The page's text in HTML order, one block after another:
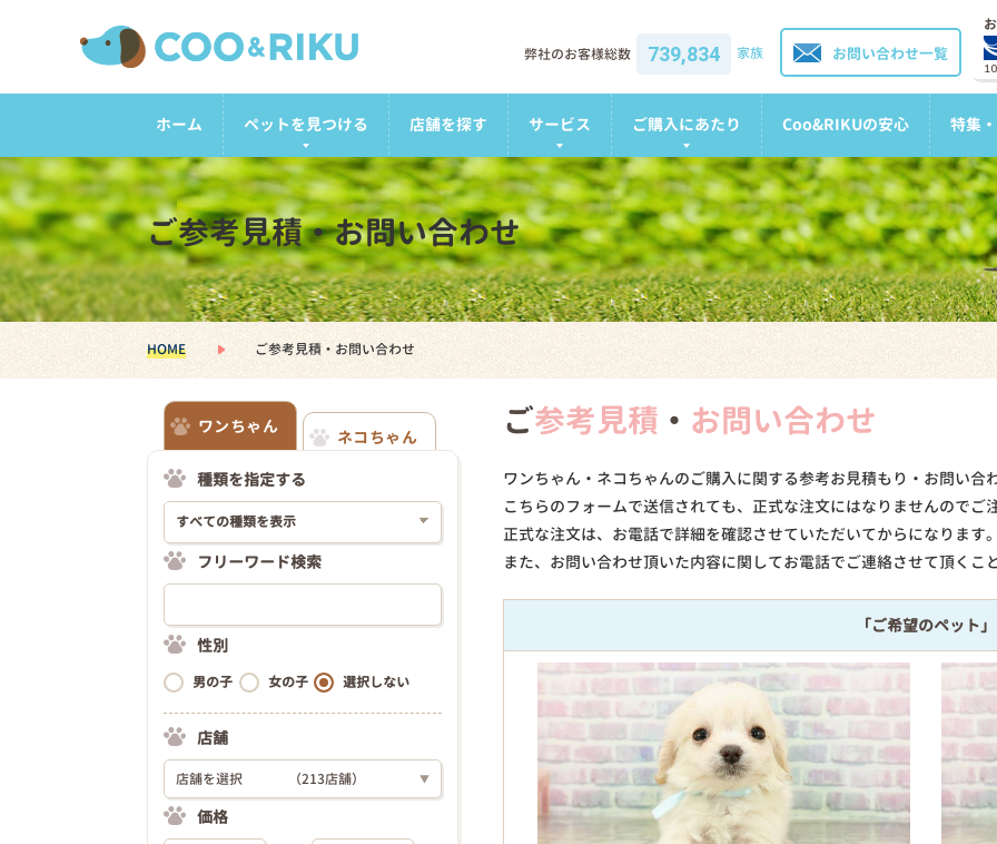
お問い合わせ一覧
弊社のお客様総数 739,834 家族
ホーム ペットを見つける 店舗を探す サービス ご購入にあたり Coo&RIKUの安心 特集
ご参考見積・お問い合わせ
HOME ご参考見積・お問い合わせ
ご参考見積 ・ お問い合わせ
ワンちゃん・ネコちゃんのご購入に関する参考お見積もり・お問い合
こちらのフォームで送信されても、正式な注文にはなりませんのでご
正式な注文は、お電話で詳細を確認させていただいてからになります
また、お問い合わせ頂いた内容に関してお電話でご連絡させて頂く
「ご希望のペット」
ワンちゃん
ネコちゃん
種類を指定する
フリーワード検索
性別
男の子 女の子 選択しない
店舗
店舗を選択 （213店舗） ▼
価格